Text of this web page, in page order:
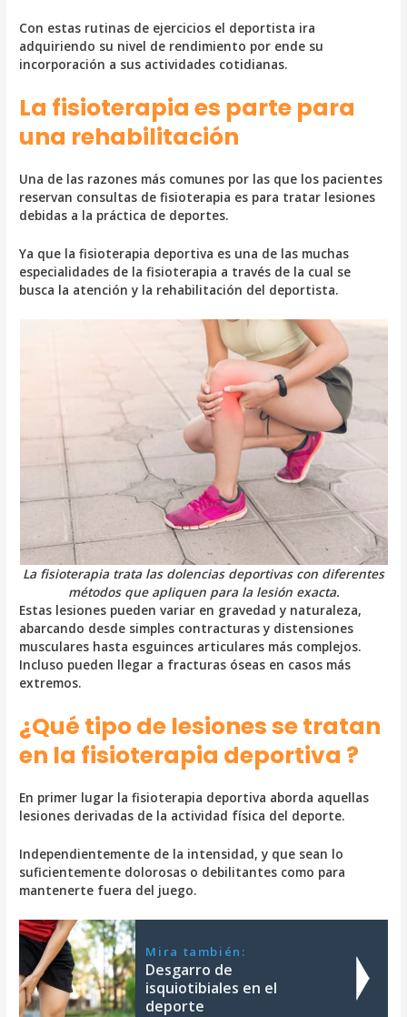
Con estas rutinas de ejercicios el deportista ira
adquiriendo su nivel de rendimiento por ende su
incorporación a sus actividades cotidianas.
La fisioterapia es parte para
una rehabilitación
Una de las razones más comunes por las que los pacientes
reservan consultas de fisioterapia es para tratar lesiones
debidas a la práctica de deportes.
Ya que la fisioterapia deportiva es una de las muchas
especialidades de la fisioterapia a través de la cual se
busca la atención y la rehabilitación del deportista.
La fisioterapia trata las dolencias deportivas con diferentes
métodos que apliquen para la lesión exacta.
Estas lesiones pueden variar en gravedad y naturaleza,
abarcando desde simples contracturas y distensiones
musculares hasta esguinces articulares más complejos.
Incluso pueden llegar a fracturas óseas en casos más
extremos.
¿Qué tipo de lesiones se tratan
en la fisioterapia deportiva ?
En primer lugar la fisioterapia deportiva aborda aquellas
lesiones derivadas de la actividad física del deporte.
Independientemente de la intensidad, y que sean lo
suficientemente dolorosas o debilitantes como para
mantenerte fuera del juego.
Mira también:
Desgarro de
isquiotibiales en el
deporte